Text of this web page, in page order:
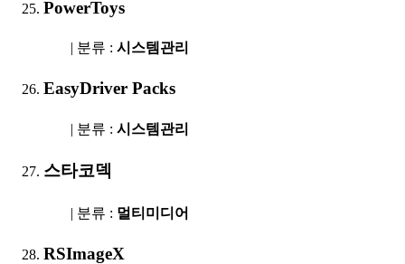
PowerToys
| 분류 : 시스템관리
EasyDriver Packs
| 분류 : 시스템관리
스타코덱
| 분류 : 멀티미디어
RSImageX